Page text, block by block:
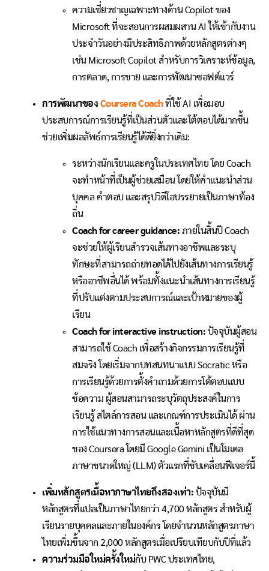
ความเชี่ยวชาญเฉพาะทางด้าน Copilot ของ
Microsoft ที่จะสอนการผสมผสาน AI ให้เข้ากับงาน
ประจำวันอย่างมีประสิทธิภาพด้วยหลักสูตรต่างๆ
เช่น Microsoft Copilot สำหรับการวิเคราะห์ข้อมูล,
การตลาด, การขาย และการพัฒนาซอฟต์แวร์
การพัฒนาของ Coursera Coachที่ใช้ AI เพื่อมอบ
ประสบการณ์การเรียนรู้ที่เป็นส่วนตัวและโต้ตอบได้มากขึ้น
ช่วยเพิ่มผลลัพธ์การเรียนรู้ได้ดียิ่งกว่าเดิม:
ระหว่างนักเรียนและครูในประเทศไทย โดย Coach
จะทำหน้าที่เป็นผู้ช่วยเสมือน โดยให้คำแนะนำส่วน
บุคคล คำตอบ และสรุปวิดีโอบรรยายเป็นภาษาท้อง
ถิ่น
Coach for career guidance: ภายในสิ้นปี Coach
จะช่วยให้ผู้เรียนสำรวจเส้นทางอาชีพและระบุ
ทักษะที่สามารถถ่ายทอดได้ไปยังเส้นทางการเรียนรู้
หรืออาชีพอื่นได้ พร้อมทั้งแนะนำเส้นทางการเรียนรู้
ที่ปรับแต่งตามประสบการณ์และเป้าหมายของผู้
เรียน
Coach for interactive instruction: ปัจจุบันผู้สอน
สามารถใช้ Coach เพื่อสร้างกิจกรรมการเรียนรู้ที่
สมจริง โดยเริ่มจากบทสนทนาแบบ Socratic หรือ
การเรียนรู้ด้วยการตั้งคำถามด้วยการโต้ตอบแบบ
ข้อความ ผู้สอนสามารถระบุวัตถุประสงค์ในการ
เรียนรู้ สไตล์การสอน และเกณฑ์การประเมินได้ ผ่าน
การใช้แนวทางการสอนและเนื้อหาหลักสูตรที่ดีที่สุด
ของ Coursera โดยมี Google Gemini เป็นโมเดล
ภาษาขนาดใหญ่ (LLM) ตัวแรกที่ขับเคลื่อนฟีเจอร์นี้
เพิ่มหลักสูตรเนื้อหาภาษาไทยถึงสองเท่า: ปัจจุบันมี
หลักสูตรที่แปลเป็นภาษาไทยกว่า 4,700 หลักสูตร สำหรับผู้
เรียนรายบุคคลและภายในองค์กร โดยจำนวนหลักสูตรภาษา
ไทยเพิ่มขึ้นจาก 2,000 หลักสูตรเมื่อเปรียบเทียบกับปีที่แล้ว
ความร่วมมือใหม่ครั้งใหม่กับ PWC ประเทศไทย,